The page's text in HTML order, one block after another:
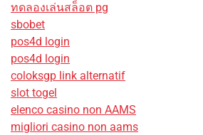
ทดลองเล่นสล็อต pg
sbobet
pos4d login
pos4d login
coloksgp link alternatif
slot togel
elenco casino non AAMS
migliori casino non aams